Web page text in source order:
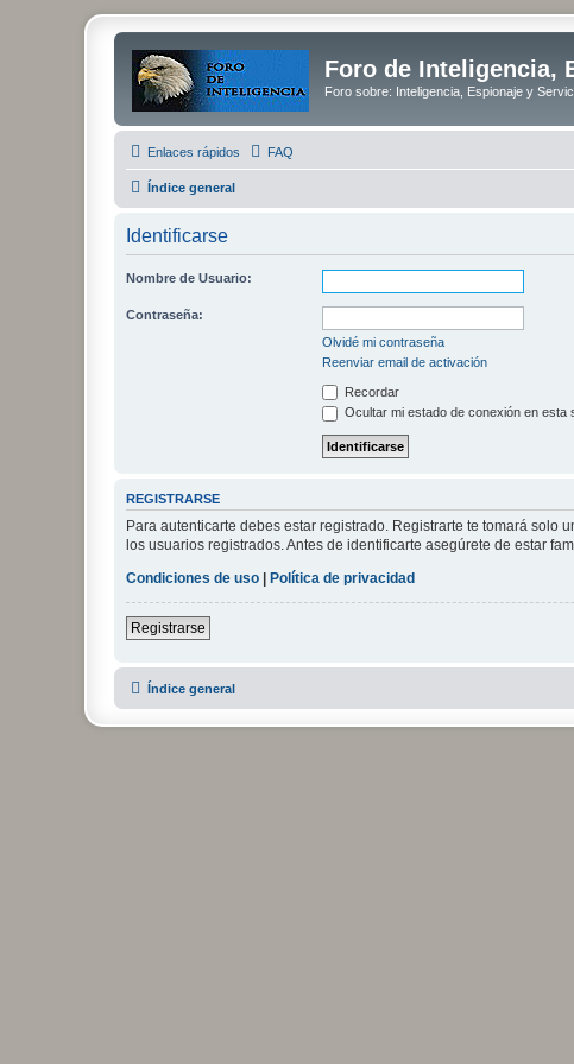
Foro de Inteligencia,
Foro sobre: Inteligencia, Espionaje y
Enlaces rápidos FAQ
Índice general
Identificarse
Nombre de Usuario:
Contraseña:
Olvidé mi contraseña
Reenviar email de activación
Recordar
Ocultar mi estado de conexión en esta
REGISTRARSE
Para autenticarte debes estar registrado. Registrarte te tomará
los usuarios registrados. Antes de identificarte asegúrete de estar
Condiciones de uso
Política de privacidad
Registrarse
Índice general